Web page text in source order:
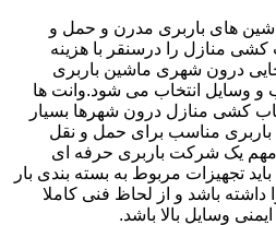
های باربری مدرن و حمل و
کشی منازل را درسنقر با هزینه
درون شهری ماشین باربری
و وسایل انتخاب می شود.وانت ها
کشی منازل درون شهرها بسیار
مناسب برای حمل و نقل
یک شرکت باربری حرفه ای
تجهیزات مربوط به بسته بندی بار
داشته باشد و از لحاظ فنی کاملا
وسایل بالا باشد.